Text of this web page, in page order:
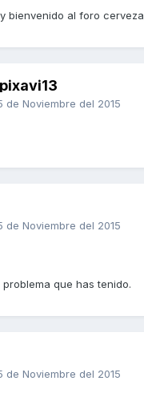
bienvenido al foro cerveza_
de Noviembre del 2015
de Noviembre del 2015
que has tenido.
de Noviembre del 2015